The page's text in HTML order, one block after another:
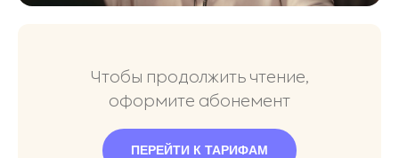
Чтобы продолжить чтение,
оформите абонемент
ПЕРЕЙТИ К ТАРИФАМ